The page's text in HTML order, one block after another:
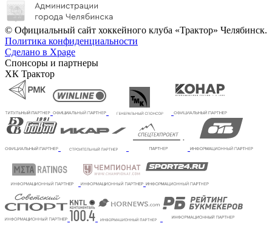
© Официальный сайт хоккейного клуба «Трактор» Челябинск.
Политика конфиденциальности
Сделано в Xpage
Спонсоры и партнеры
ХК Трактор